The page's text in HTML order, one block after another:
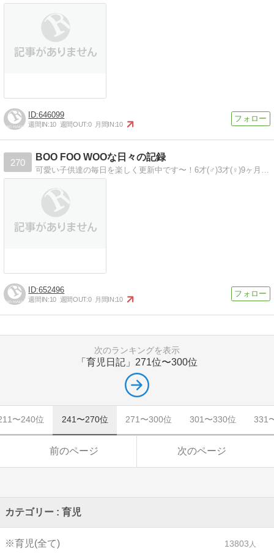
646099
週間IN:10 週間OUT:0 月間IN:10
270
BOO FOO WOOな日々の記録
652496
週間IN:10 週間OUT:0 月間IN:10
次のランキングを表示
「育児日記」 271位〜300位
〜240位 241〜270位 271〜300位 301〜330位 331
前のページ 次のページ
カテゴリー : 育児
※育児(全て) 13803